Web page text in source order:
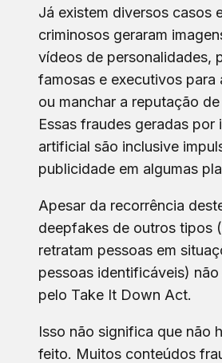
Já existem diversos casos
criminosos geraram
vídeos de personalidades,
famosas e executivos para
ou manchar a reputação
Essas fraudes geradas por
artificial são inclusive
publicidade em algumas
Apesar da recorrência
deepfakes de outros tipos
retratam pessoas em
pessoas identificáveis)
pelo Take It Down Act.
Isso não significa que não
feito. Muitos conteúdos